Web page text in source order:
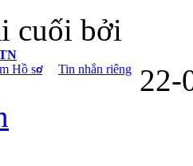
cuối bởi
Hồ sơ
Tin nhắn riêng 22-